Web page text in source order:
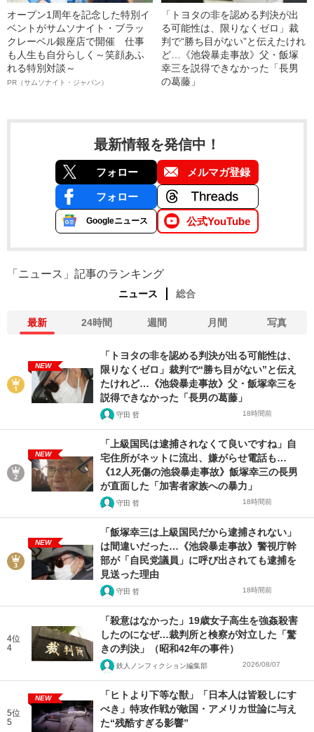
オープン1周年を記念した特別イ
ベントがサムソナイト・ブラッ
クレーベル銀座店で開催 仕事
も人生も自分らしく～笑顔あふ
れる特別対談～
PR（サムソナイト・ジャパン）
「トヨタの非を認める判決が出
る可能性は、限りなくゼロ」裁
判で“勝ち目がない”と伝えたけれ
ど…《池袋暴走事故》父・飯塚
幸三を説得できなかった「長男
の葛藤」
最新情報を発信中！
フォロー メルマガ登録
フォロー
Googleニュース 公式YouTube
「ニュース」記事のランキング
ニュース 総合
最新 24時間 週間 月間 写真
NEW
「トヨタの非を認める判決が出る可能性は、
限りなくゼロ」裁判で“勝ち目がない”と伝え
たけれど…《池袋暴走事故》父・飯塚幸三を
説得できなかった「長男の葛藤」
守田 哲 18時間前
NEW
「上級国民は逮捕されなくて良いですね」自
宅住所がネットに流出、嫌がらせ電話も…
《12人死傷の池袋暴走事故》飯塚幸三の長男
が直面した「加害者家族への暴力」
守田 哲 18時間前
NEW
「飯塚幸三は上級国民だから逮捕されない」
は間違いだった…《池袋暴走事故》警視庁幹
部が「自民党議員」に呼び出されても逮捕を
見送った理由
守田 哲 18時間前
4位
4
「殺意はなかった」19歳女子高生を強姦殺害
したのになぜ…裁判所と検察が対立した「驚
きの判決」（昭和42年の事件）
鉄人ノンフィクション編集部 2026/08/07
5位
5
NEW
「ヒトより下等な獣」「日本人は皆殺しにす
べき」特攻作戦が敵国・アメリカ世論に与え
た“残酷すぎる影響”